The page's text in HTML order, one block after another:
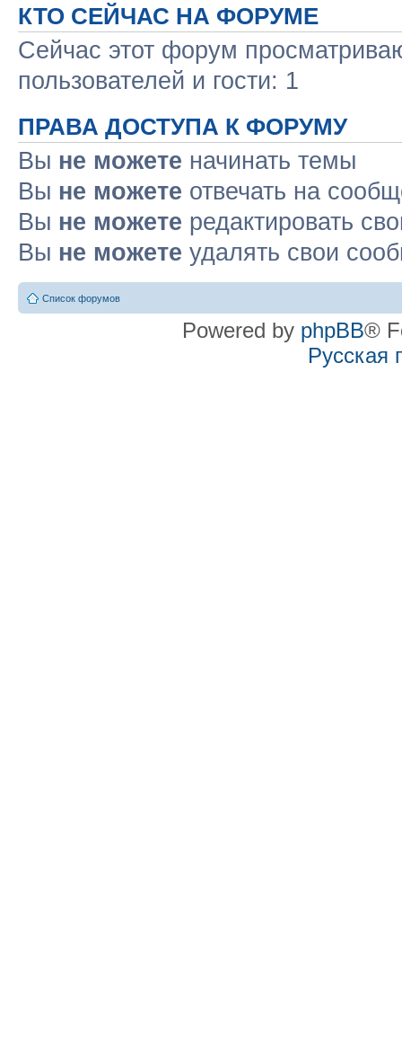
КТО СЕЙЧАС НА ФОРУМЕ
Сейчас этот форум
пользователей и гости: 1
ПРАВА ДОСТУПА К ФОРУМУ
Вы не можете начинать темы
Вы не можете отвечать на
Вы не можете редактировать
Вы не можете удалять свои
Список форумов
Powered by phpBB®
Русская